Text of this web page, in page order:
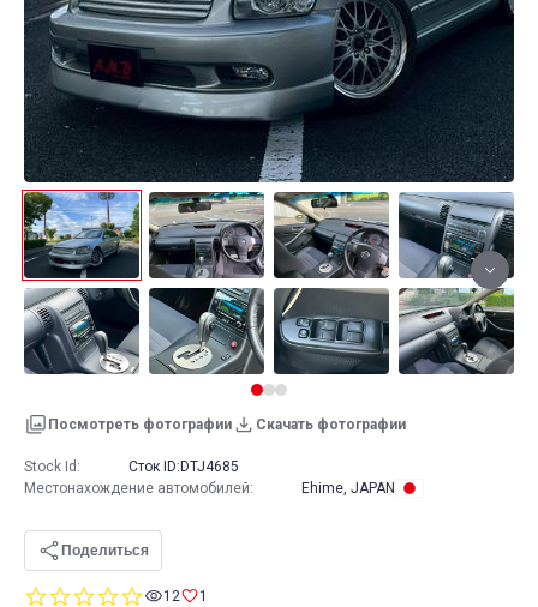
Посмотреть фотографии Скачать фотографии
0.012 1
Stock Id: Сток ID: DTJ4685
Местонахождение автомобилей: Ehime, JAPAN
Поделиться